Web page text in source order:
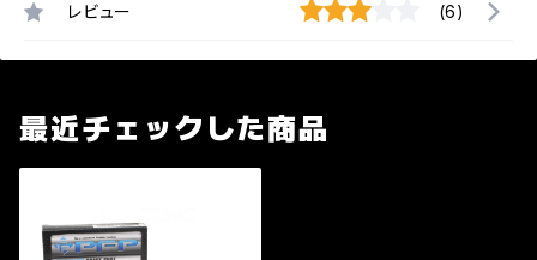
レビュー (6)
最近チェックした商品